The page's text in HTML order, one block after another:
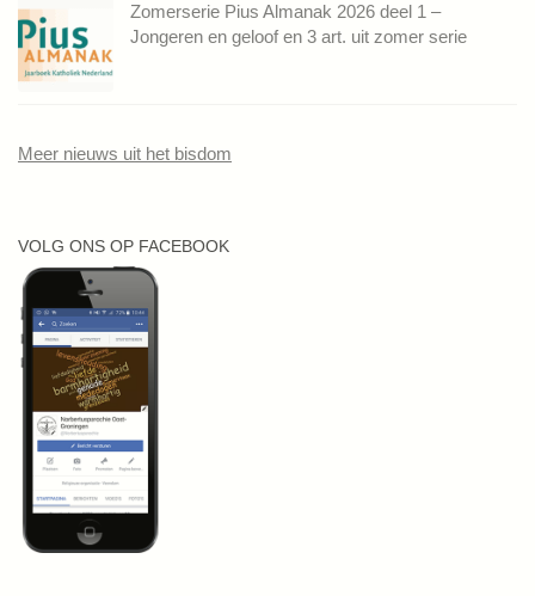
Zomerserie Pius Almanak 2026 deel 1 –
Jongeren en geloof en 3 art. uit zomer serie
Meer nieuws uit het bisdom
VOLG ONS OP FACEBOOK